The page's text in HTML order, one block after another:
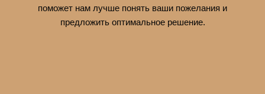
поможет нам лучше понять ваши пожелания и
предложить оптимальное решение.